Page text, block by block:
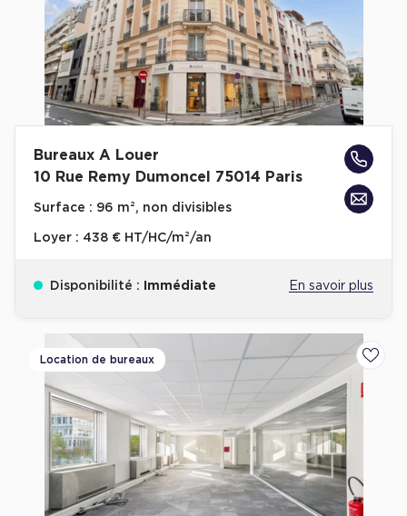
Achat de Commerces
Achat de Commerces à Nîmes
Achat de Commerces à Toulouse
Achat de Commerces à Marseille
Bureaux privés à Paris
Bureaux privés à Marseille
Bureaux privés à Neuilly-sur-Seine
Bureaux privés à Lille
Plateaux opérés
Plateaux opérés à Paris
Plateaux opérés à Lyon
Bureaux A Louer
10 Rue Remy Dumoncel 75014 Paris
Surface : 96 m², non divisibles
Loyer : 438 € HT/HC/m²/an
Disponibilité : Immédiate En savoir plus
Location de bureaux